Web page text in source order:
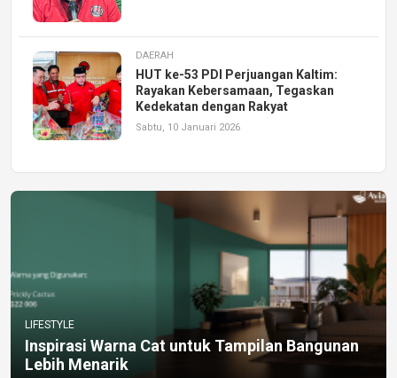
DAERAH
HUT ke-53 PDI Perjuangan Kaltim:
Rayakan Kebersamaan, Tegaskan
Kedekatan dengan Rakyat
Sabtu, 10 Januari 2026
LIFESTYLE
Inspirasi Warna Cat untuk Tampilan Bangunan
Lebih Menarik